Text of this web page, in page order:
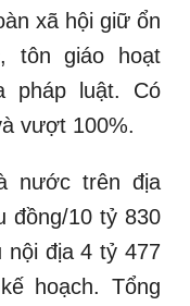
xã hội giữ ổn
tôn giáo hoạt
pháp luật. Có
vượt 100%.
nước trên địa
đồng/10 tỷ 830
nội địa 4 tỷ 477
hoạch. Tổng